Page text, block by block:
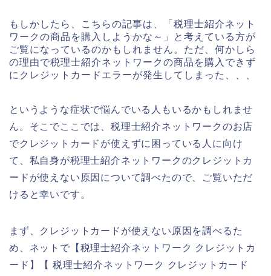
もしかしたら、こちらの記事は、「税理士紹介ネット
ワークの商品を購入しようかな～」と考えている方が
ご覧になっているのかもしれません。ただ、何かしら
の理由で税理士紹介ネットワークの商品を購入できず
にクレジットカードエラーが発生してしまった、、、
というような症状で悩んでいる人もいるかもしれませ
ん。そこでここでは、税理士紹介ネットワークのお店
でクレジットカードが使えずに困っている人に向け
て、私自身が税理士紹介ネットワークのクレジットカ
ードが使えない原因について調べたので、ご覧いただ
けると幸いです。
まず、クレジットカードが使えない原因を調べるた
め、ネットで【税理士紹介ネットワーク クレジットカ
ード】【 税理士紹介ネットワーク クレジットカード